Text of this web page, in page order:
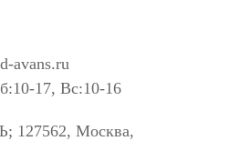
avans.ru
17, Вс:10-16
Москва,